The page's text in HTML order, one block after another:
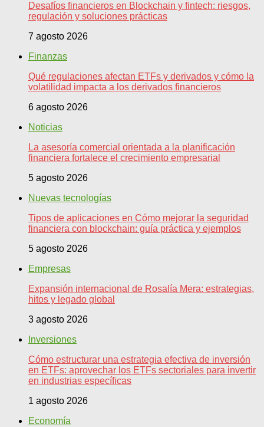
Desafíos financieros en Blockchain y fintech: riesgos,
regulación y soluciones prácticas
7 agosto 2026
Finanzas
Qué regulaciones afectan ETFs y derivados y cómo la
volatilidad impacta a los derivados financieros
6 agosto 2026
Noticias
La asesoría comercial orientada a la planificación
financiera fortalece el crecimiento empresarial
5 agosto 2026
Nuevas tecnologías
Tipos de aplicaciones en Cómo mejorar la seguridad
financiera con blockchain: guía práctica y ejemplos
5 agosto 2026
Empresas
Expansión internacional de Rosalía Mera: estrategias,
hitos y legado global
3 agosto 2026
Inversiones
Cómo estructurar una estrategia efectiva de inversión
en ETFs: aprovechar los ETFs sectoriales para invertir
en industrias específicas
1 agosto 2026
Economía